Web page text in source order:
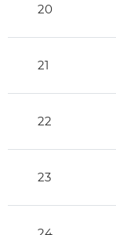
20
21
22
23